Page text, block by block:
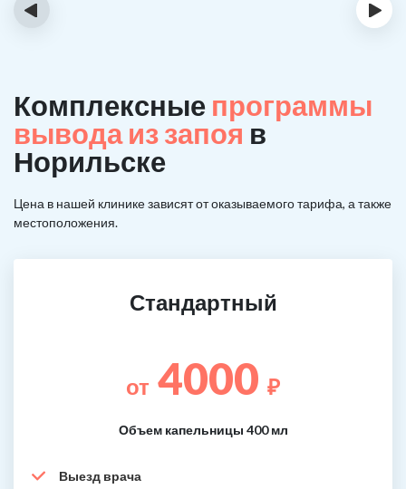
‹ ›
Комплексные программы
вывода из запоя в
Норильске
Цена в нашей клинике зависят от оказываемого тарифа, а также
местоположения.
Стандартный
от 4000 ₽
Объем капельницы 400 мл
Выезд врача